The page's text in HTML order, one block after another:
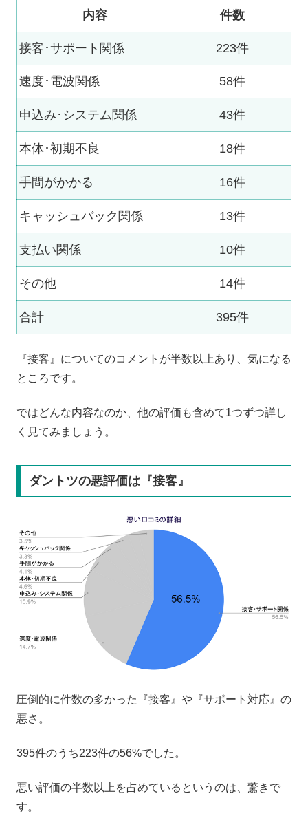
内容 件数
接客･サポート関係 223件
速度･電波関係 58件
申込み･システム関係 43件
本体･初期不良 18件
手間がかかる 16件
キャッシュバック関係 13件
支払い関係 10件
その他 14件
合計 395件
『接客』についてのコメントが半数以上あり、気になる
ところです。
ではどんな内容なのか、他の評価も含めて1つずつ詳し
く見てみましょう。
ダントツの悪評価は『接客』
圧倒的に件数の多かった『接客』や『サポート対応』の
悪さ。
395件のうち223件の56%でした。
悪い評価の半数以上を占めているというのは、驚きで
す。